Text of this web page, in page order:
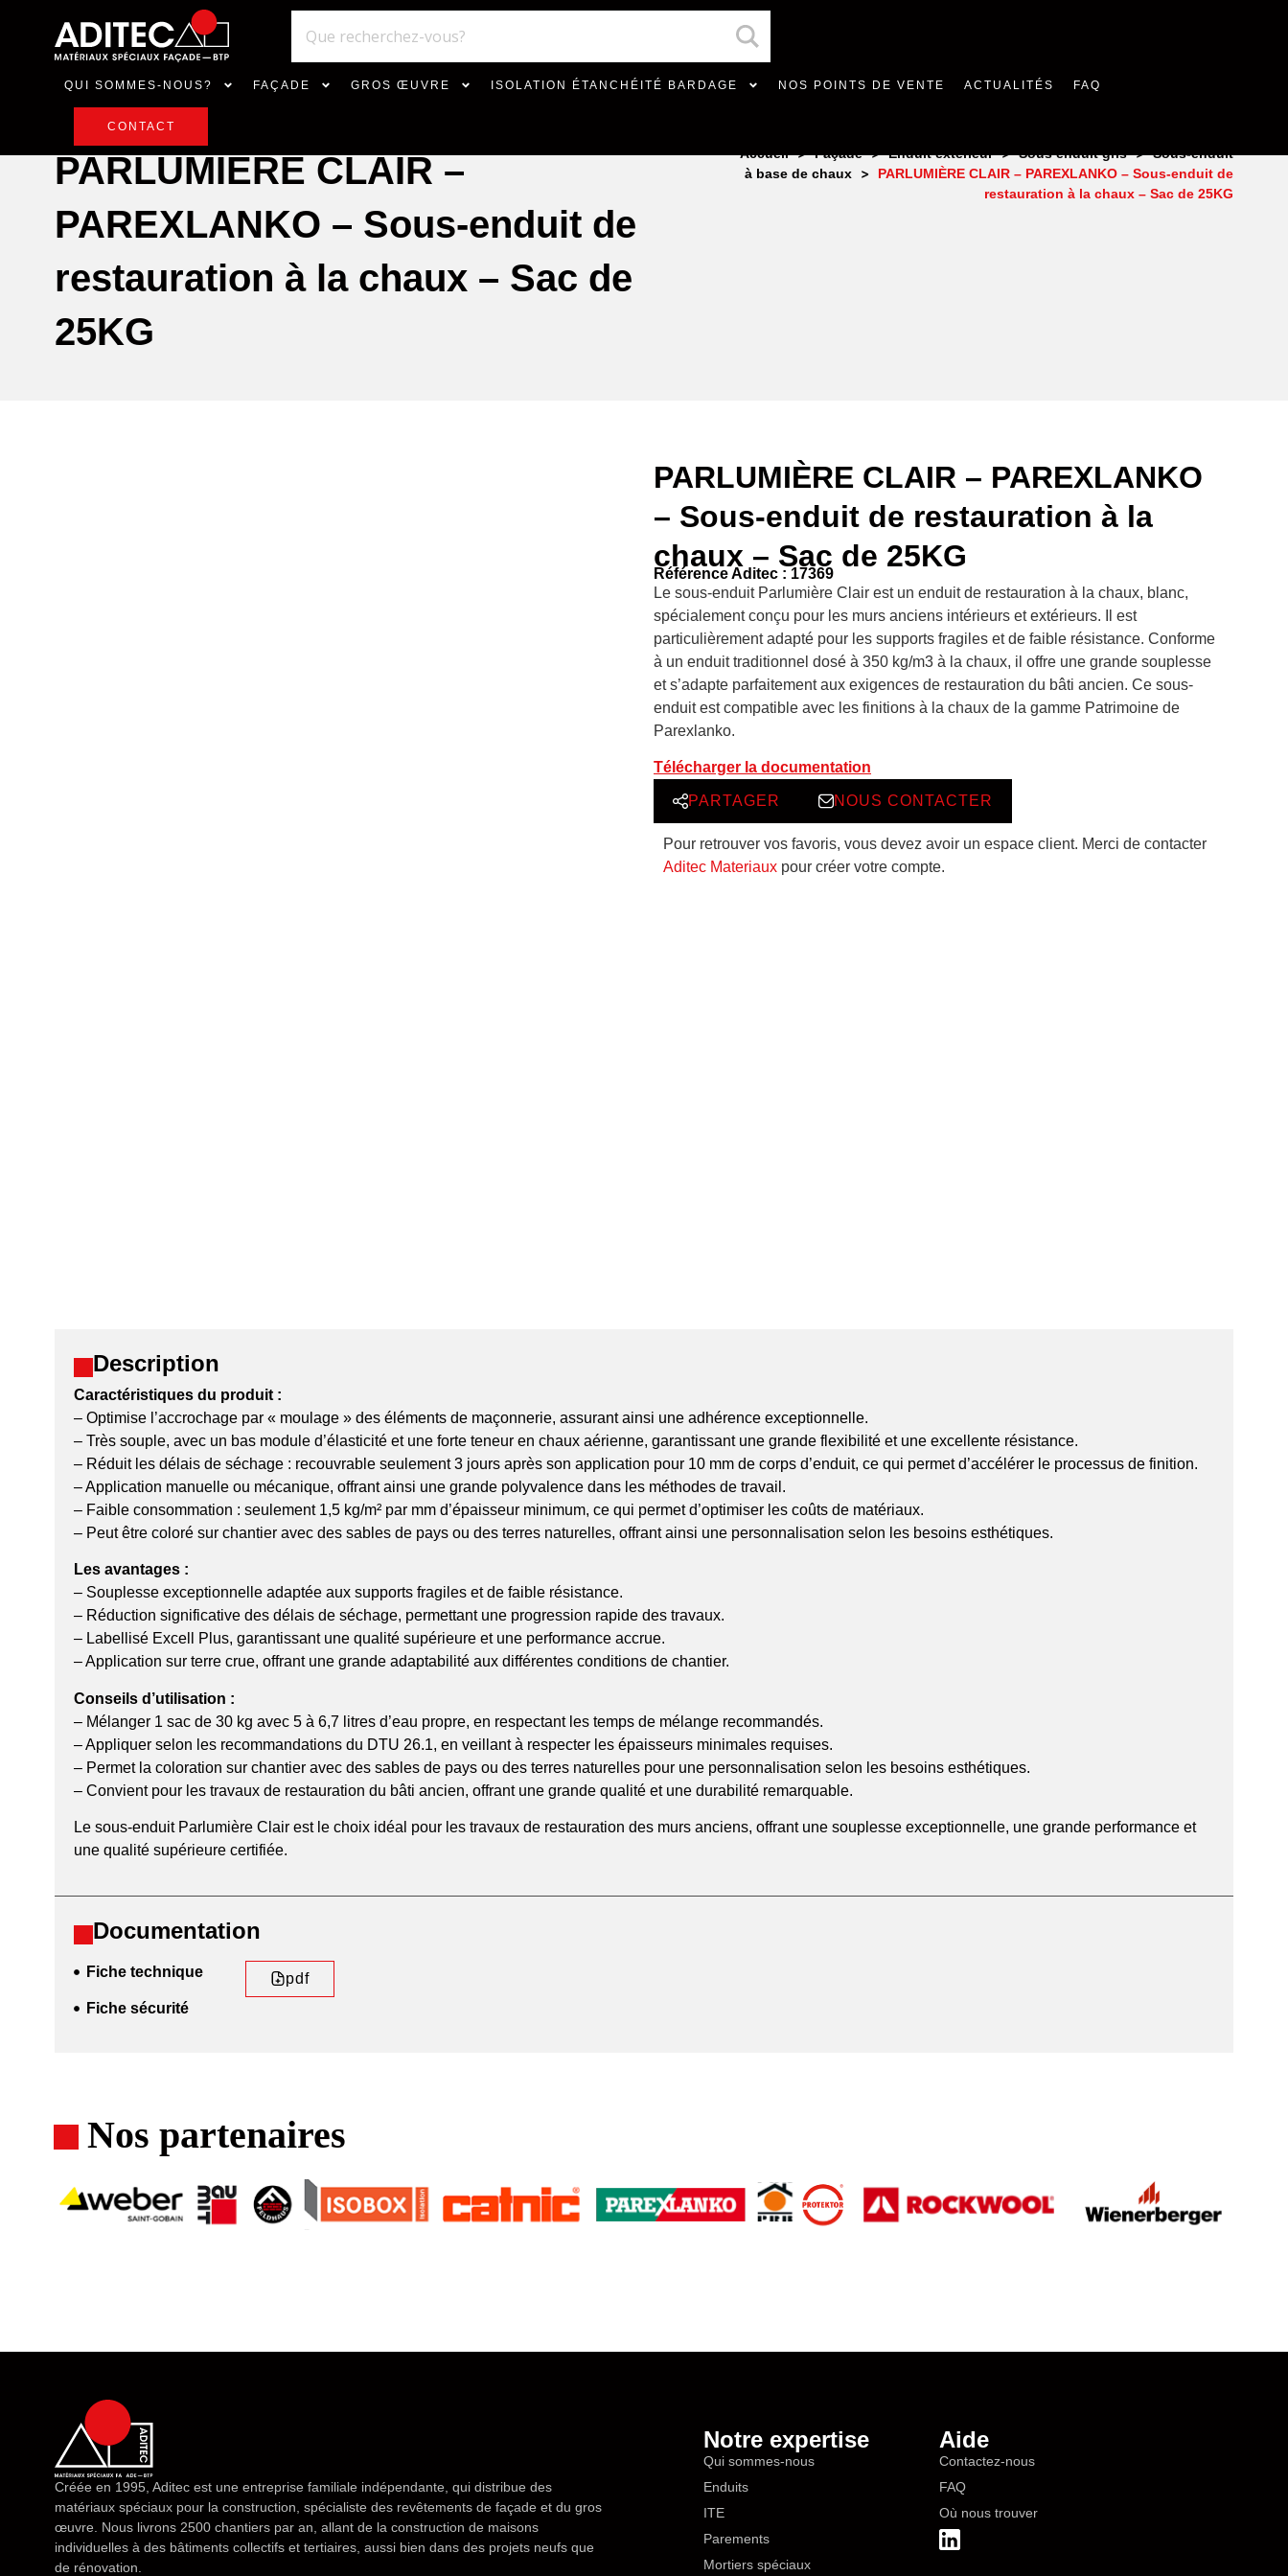
QUI SOMMES-NOUS? FAÇADE GROS ŒUVRE ISOLATION ÉTANCHÉITÉ BARDAGE NOS POINTS DE VENTE ACTUALITÉS FAQ
CONTACT
PARLUMIÈRE CLAIR –
PAREXLANKO – Sous-enduit de
restauration à la chaux – Sac de
25KG
Accueil > Façade > Enduit extérieur > Sous enduit gris > Sous-enduit
à base de chaux
>
PARLUMIÈRE CLAIR – PAREXLANKO – Sous-enduit de
restauration à la chaux – Sac de 25KG
PARLUMIÈRE CLAIR – PAREXLANKO
– Sous-enduit de restauration à la
chaux – Sac de 25KG
Référence Aditec : 17369
Le sous-enduit Parlumière Clair est un enduit de restauration à la chaux, blanc,
spécialement conçu pour les murs anciens intérieurs et extérieurs. Il est
particulièrement adapté pour les supports fragiles et de faible résistance. Conforme
à un enduit traditionnel dosé à 350 kg/m3 à la chaux, il offre une grande souplesse
et s’adapte parfaitement aux exigences de restauration du bâti ancien. Ce sous-
enduit est compatible avec les finitions à la chaux de la gamme Patrimoine de
Parexlanko.
Télécharger la documentation
PARTAGER NOUS CONTACTER
Pour retrouver vos favoris, vous devez avoir un espace client. Merci de contacter
Aditec Materiaux pour créer votre compte.
Description
Caractéristiques du produit :
– Optimise l’accrochage par « moulage » des éléments de maçonnerie, assurant ainsi une adhérence exceptionnelle.
– Très souple, avec un bas module d’élasticité et une forte teneur en chaux aérienne, garantissant une grande flexibilité et une excellente résistance.
– Réduit les délais de séchage : recouvrable seulement 3 jours après son application pour 10 mm de corps d’enduit, ce qui permet d’accélérer le processus de finition.
– Application manuelle ou mécanique, offrant ainsi une grande polyvalence dans les méthodes de travail.
– Faible consommation : seulement 1,5 kg/m² par mm d’épaisseur minimum, ce qui permet d’optimiser les coûts de matériaux.
– Peut être coloré sur chantier avec des sables de pays ou des terres naturelles, offrant ainsi une personnalisation selon les besoins esthétiques.
Les avantages :
– Souplesse exceptionnelle adaptée aux supports fragiles et de faible résistance.
– Réduction significative des délais de séchage, permettant une progression rapide des travaux.
– Labellisé Excell Plus, garantissant une qualité supérieure et une performance accrue.
– Application sur terre crue, offrant une grande adaptabilité aux différentes conditions de chantier.
Conseils d’utilisation :
– Mélanger 1 sac de 30 kg avec 5 à 6,7 litres d’eau propre, en respectant les temps de mélange recommandés.
– Appliquer selon les recommandations du DTU 26.1, en veillant à respecter les épaisseurs minimales requises.
– Permet la coloration sur chantier avec des sables de pays ou des terres naturelles pour une personnalisation selon les besoins esthétiques.
– Convient pour les travaux de restauration du bâti ancien, offrant une grande qualité et une durabilité remarquable.
Le sous-enduit Parlumière Clair est le choix idéal pour les travaux de restauration des murs anciens, offrant une souplesse exceptionnelle, une grande performance et
une qualité supérieure certifiée.
Documentation
Fiche technique
pdf
Fiche sécurité
Nos partenaires
Créée en 1995, Aditec est une entreprise familiale indépendante, qui distribue des
matériaux spéciaux pour la construction, spécialiste des revêtements de façade et du gros
œuvre. Nous livrons 2500 chantiers par an, allant de la construction de maisons
individuelles à des bâtiments collectifs et tertiaires, aussi bien dans des projets neufs que
de rénovation.
Notre expertise
Qui sommes-nous
Enduits
ITE
Parements
Mortiers spéciaux
Aide
Contactez-nous
FAQ
Où nous trouver